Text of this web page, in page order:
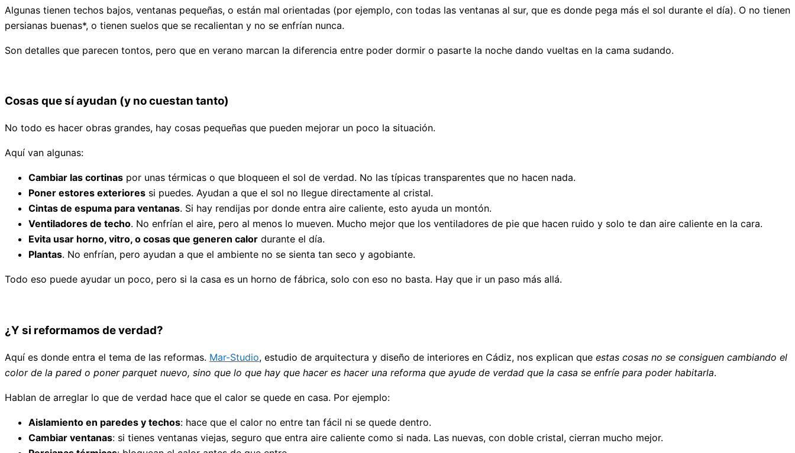
Algunas tienen techos bajos, ventanas pequeñas, o están mal orientadas (por ejemplo, con todas las ventanas al sur, que es donde pega más el sol durante el día). O no tienen
persianas buenas*, o tienen suelos que se recalientan y no se enfrían nunca.
Son detalles que parecen tontos, pero que en verano marcan la diferencia entre poder dormir o pasarte la noche dando vueltas en la cama sudando.
Cosas que sí ayudan (y no cuestan tanto)
No todo es hacer obras grandes, hay cosas pequeñas que pueden mejorar un poco la situación.
Aquí van algunas:
Cambiar las cortinas por unas térmicas o que bloqueen el sol de verdad. No las típicas transparentes que no hacen nada.
Poner estores exteriores si puedes. Ayudan a que el sol no llegue directamente al cristal.
Cintas de espuma para ventanas. Si hay rendijas por donde entra aire caliente, esto ayuda un montón.
Ventiladores de techo. No enfrían el aire, pero al menos lo mueven. Mucho mejor que los ventiladores de pie que hacen ruido y solo te dan aire caliente en la cara.
Evita usar horno, vitro, o cosas que generen calor durante el día.
Plantas. No enfrían, pero ayudan a que el ambiente no se sienta tan seco y agobiante.
Todo eso puede ayudar un poco, pero si la casa es un horno de fábrica, solo con eso no basta. Hay que ir un paso más allá.
¿Y si reformamos de verdad?
Aquí es donde entra el tema de las reformas. Mar-Studio, estudio de arquitectura y diseño de interiores en Cádiz, nos explican que estas cosas no se consiguen cambiando el
color de la pared o poner parquet nuevo, sino que lo que hay que hacer es hacer una reforma que ayude de verdad que la casa se enfríe para poder habitarla.
Hablan de arreglar lo que de verdad hace que el calor se quede en casa. Por ejemplo:
Aislamiento en paredes y techos: hace que el calor no entre tan fácil ni se quede dentro.
Cambiar ventanas: si tienes ventanas viejas, seguro que entra aire caliente como si nada. Las nuevas, con doble cristal, cierran mucho mejor.